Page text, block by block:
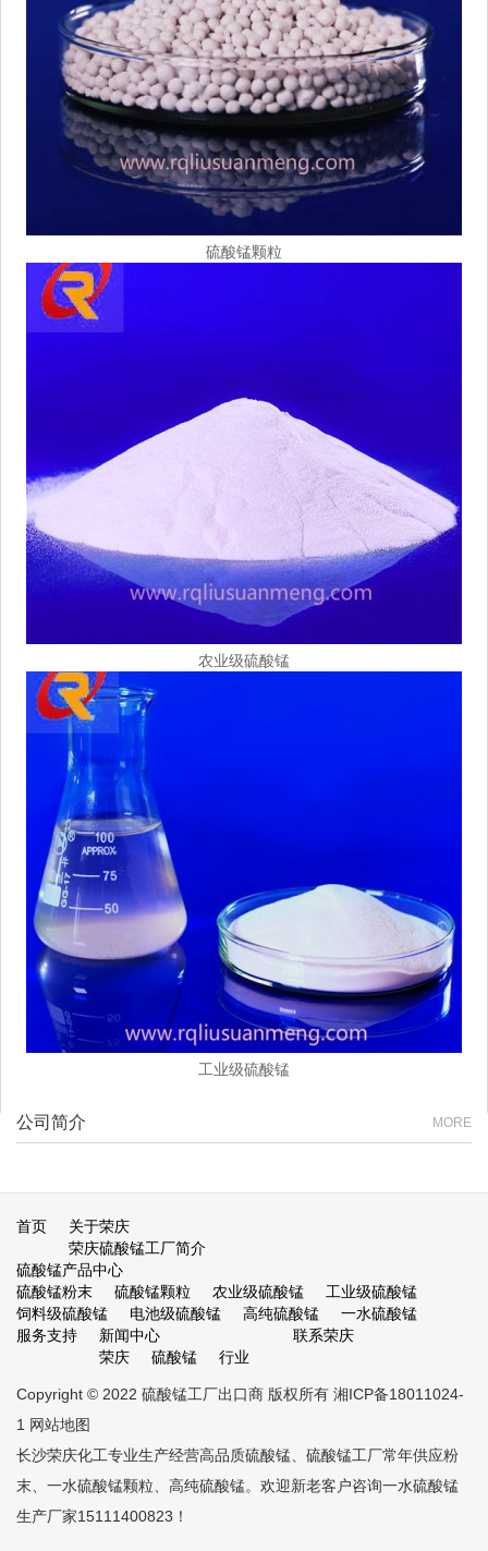
硫酸锰颗粒
农业级硫酸锰
工业级硫酸锰
公司简介 MORE
首页
关于荣庆
荣庆硫酸锰工厂简介
硫酸锰产品中心
硫酸锰粉末
硫酸锰颗粒 农业级硫酸锰
工业级硫酸锰
饲料级硫酸锰
电池级硫酸锰 高纯硫酸锰
一水硫酸锰
服务支持
新闻中心
荣庆
硫酸锰 行业
联系荣庆
Copyright © 2022 硫酸锰工厂出口商 版权所有 湘ICP备18011024-
1 网站地图
长沙荣庆化工专业生产经营高品质硫酸锰 硫酸锰工厂常年供应粉
末、一水硫酸锰颗粒、高纯硫酸锰。欢迎新老客户咨询一水硫酸锰
生产厂家15111400823！